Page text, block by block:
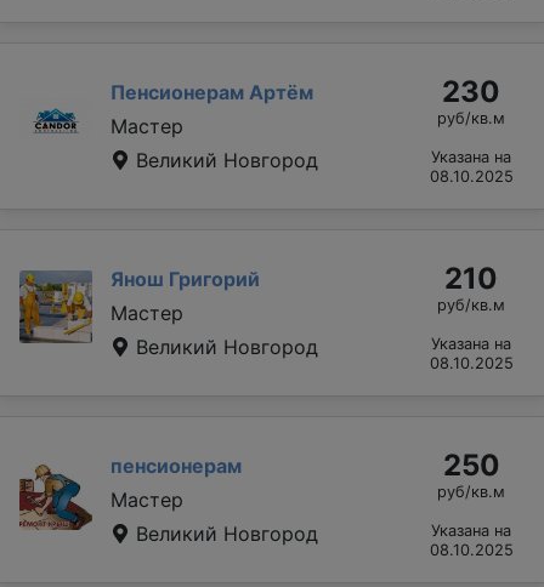
Пенсионерам Артём
Мастер
Великий Новгород
230
руб/кв.м
Указана на
08.10.2025
Янош Григорий
Мастер
Великий Новгород
210
руб/кв.м
Указана на
08.10.2025
пенсионерам
Мастер
Великий Новгород
250
руб/кв.м
Указана на
08.10.2025